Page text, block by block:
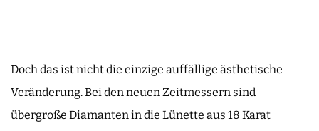
Doch das ist nicht die einzige auffällige ästhetische
Veränderung. Bei den neuen Zeitmessern sind
übergroße Diamanten in die Lünette aus 18 Karat